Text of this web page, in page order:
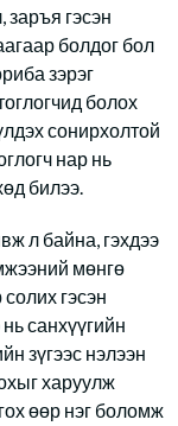
заръя гэсэн
болдог бол
зэрэг
болох
сонирхолтой
нар нь
билээ.
л байна, гэхдээ
мөнгө
солих гэсэн
санхүүгийн
зүгээс нэлээн
харуулж
өөр нэг боломж